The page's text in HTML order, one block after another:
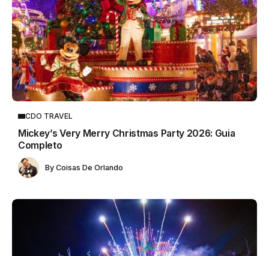
CDO TRAVEL
Mickey’s Very Merry Christmas Party 2026: Guia
Completo
By Coisas De Orlando